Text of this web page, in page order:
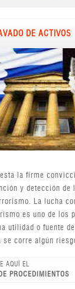
DE ACTIVOS
la firme
y detección de
La lucha
es uno de los
utilidad o fuente
se corre algún
AQUÍ EL
PROCEDIMIENTOS